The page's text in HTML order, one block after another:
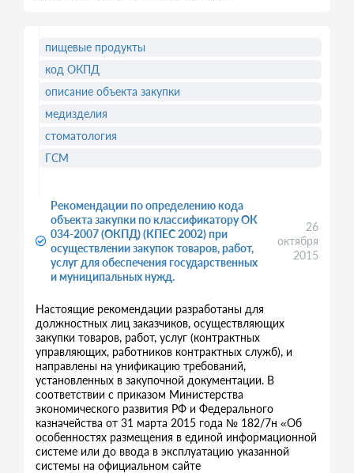
Рекомендации по определению кода
объекта закупки по классификатору ОК
034-2007 (ОКПД) (КПЕС 2002) при
осуществлении закупок товаров, работ,
услуг для обеспечения государственных
и муниципальных нужд.
26
октября
2015
Настоящие рекомендации разработаны для
должностных лиц заказчиков, осуществляющих
закупки товаров, работ, услуг (контрактных
управляющих, работников контрактных служб), и
направлены на унификацию требований,
установленных в закупочной документации. В
соответствии с приказом Министерства
экономического развития РФ и Федерального
казначейства от 31 марта 2015 года № 182/7н «Об
особенностях размещения в единой информационной
системе или до ввода в эксплуатацию указанной
системы на официальном сайте
пищевые продукты
код ОКПД
описание объекта закупки
медизделия
стоматология
ГСМ